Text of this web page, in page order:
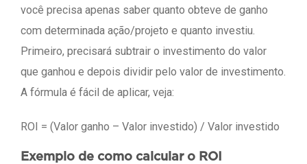
você precisa apenas saber quanto obteve de ganho
com determinada ação/projeto e quanto investiu.
Primeiro, precisará subtrair o investimento do valor
que ganhou e depois dividir pelo valor de investimento.
A fórmula é fácil de aplicar, veja:
ROI = (Valor ganho – Valor investido) / Valor investido
Exemplo de como calcular o ROI